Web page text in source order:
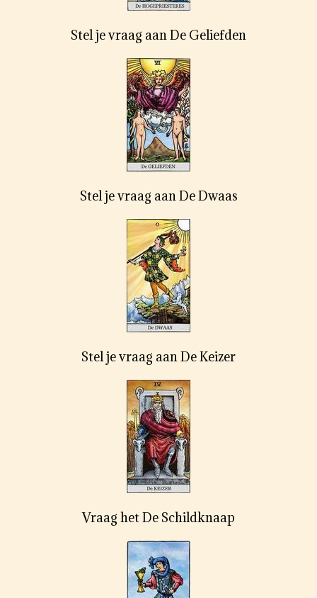
Stel je vraag aan De Geliefden
Stel je vraag aan De Dwaas
Stel je vraag aan De Keizer
Vraag het De Schildknaap